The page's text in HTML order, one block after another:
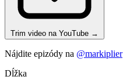
Trim video na YouTube →
Nájdite epizódy na @markiplier
Dĺžka